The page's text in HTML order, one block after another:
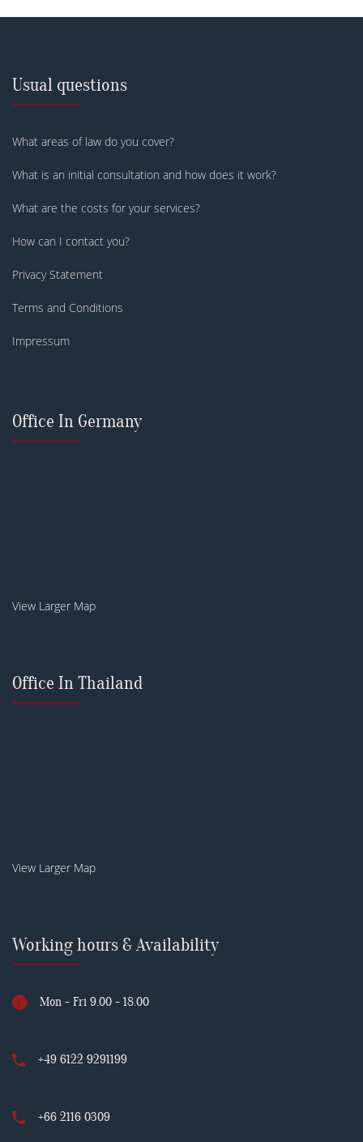
Usual questions
What areas of law do you cover?
What is an initial consultation and how does it work?
What are the costs for your services?
How can I contact you?
Privacy Statement
Terms and Conditions
Impressum
Office In Germany
View Larger Map
Office In Thailand
View Larger Map
Working hours & Availability
Mon - Fri 9.00 - 18.00
+49 6122 9291199
+66 2116 0309